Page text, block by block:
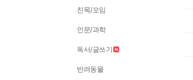
친목/모임
인문/과학
독서/글쓰기
반려동물